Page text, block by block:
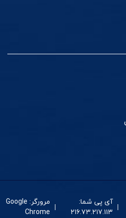
آی پی شما:
۲۱۶.۷۳.۲۱۷.۱۱۳
مرورگر: Google
Chrome